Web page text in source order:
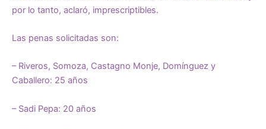
por lo tanto, aclaró, imprescriptibles.
Las penas solicitadas son:
– Riveros, Somoza, Castagno Monje, Domínguez y
Caballero: 25 años
– Sadi Pepa: 20 años